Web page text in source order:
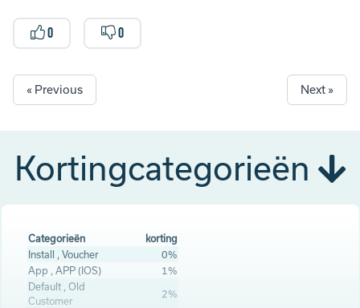
0 0
« Previous Next »
Kortingcategorieën
Categorieën
korting
Install , Voucher
0%
App , APP (IOS)
1%
Default , Old
Customer
2%